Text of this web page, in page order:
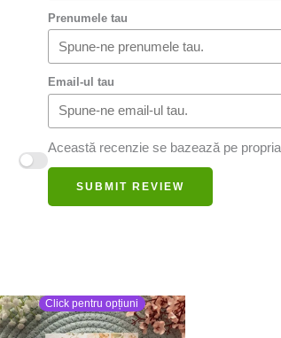
Prenumele tau
Email-ul tau
Această recenzie se bazează pe
SUBMIT REVIEW
Click pentru opțiuni